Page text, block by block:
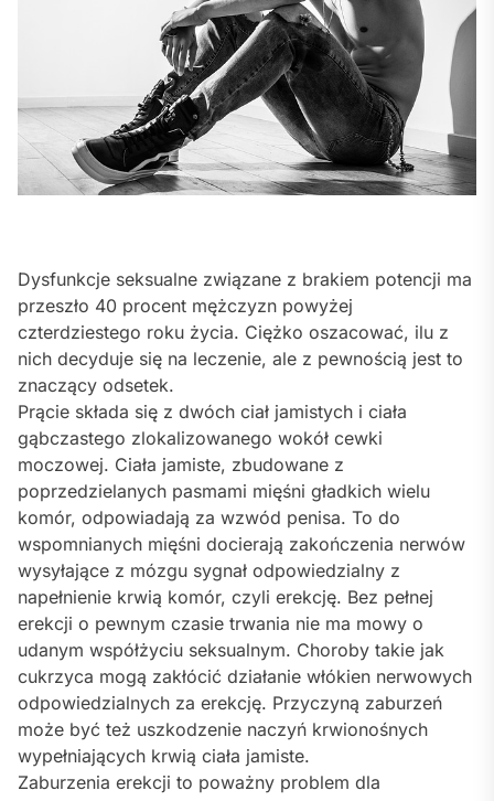
Dysfunkcje seksualne związane z brakiem potencji ma
przeszło 40 procent mężczyzn powyżej
czterdziestego roku życia. Ciężko oszacować, ilu z
nich decyduje się na leczenie, ale z pewnością jest to
znaczący odsetek.
Prącie składa się z dwóch ciał jamistych i ciała
gąbczastego zlokalizowanego wokół cewki
moczowej. Ciała jamiste, zbudowane z
poprzedzielanych pasmami mięśni gładkich wielu
komór, odpowiadają za wzwód penisa. To do
wspomnianych mięśni docierają zakończenia nerwów
wysyłające z mózgu sygnał odpowiedzialny z
napełnienie krwią komór, czyli erekcję. Bez pełnej
erekcji o pewnym czasie trwania nie ma mowy o
udanym współżyciu seksualnym. Choroby takie jak
cukrzyca mogą zakłócić działanie włókien nerwowych
odpowiedzialnych za erekcję. Przyczyną zaburzeń
może być też uszkodzenie naczyń krwionośnych
wypełniających krwią ciała jamiste.
Zaburzenia erekcji to poważny problem dla